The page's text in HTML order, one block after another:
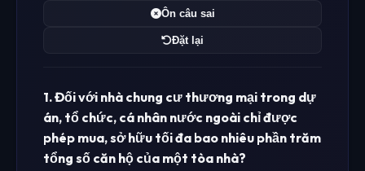
Ôn câu sai
Đặt lại
1. Đối với nhà chung cư thương mại trong dự
án, tổ chức, cá nhân nước ngoài chỉ được
phép mua, sở hữu tối đa bao nhiêu phần trăm
tổng số căn hộ của một tòa nhà?